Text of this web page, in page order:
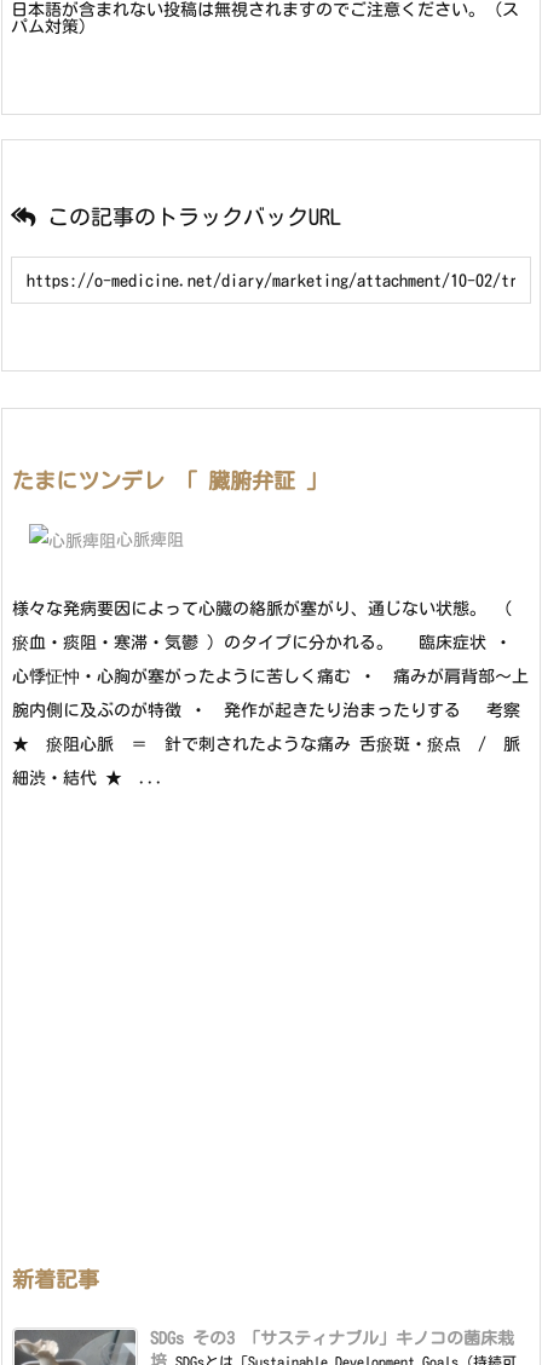
日本語が含まれない投稿は無視されますのでご注意ください。（ス
パム対策）
この記事のトラックバックURL
たまにツンデレ 「 臓腑弁証 」
心脈痺阻
様々な発病要因によって心臓の絡脈が塞がり、通じない状態。 （
瘀血・痰阻・寒滞・気鬱 ）のタイプに分かれる。 臨床症状 ・
心悸怔忡・心胸が塞がったように苦しく痛む ・ 痛みが肩背部～上
腕内側に及ぶのが特徴 ・ 発作が起きたり治まったりする 考察
★ 瘀阻心脈 ＝ 針で刺されたような痛み 舌瘀斑・瘀点 / 脈
細渋・結代 ★ ...
新着記事
SDGs その3 「サスティナブル」キノコの菌床栽
SDGsとは「Sustainable Development Goals（持続可